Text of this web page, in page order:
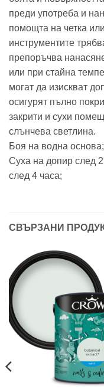
преди употреба и
помощта на четка
инструментите
препоръчва
или при стайна
могат да изискват
осигурят пълно
закрити и сухи
слънчева светлина.
Боя на водна основа;
Суха на допир след
след 4 часа;
СВЪРЗАНИ